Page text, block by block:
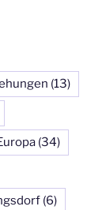
(13)
(34)
(6)